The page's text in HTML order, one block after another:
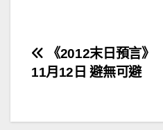
文
章
導
《2012末日預言》
11月12日 避無可避